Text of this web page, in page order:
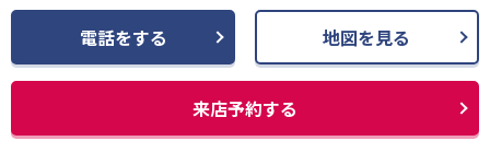
電話をする 地図を見る
来店予約する